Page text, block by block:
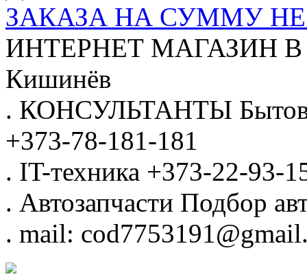
ЗАКАЗА НА СУММУ НЕ
ИНТЕРНЕТ МАГАЗИН
Кишинёв
. КОНСУЛЬТАНТЫ
+373-78-181-181
. IT-техника +373-22-93-
. Автозапчасти Подбор
. mail: